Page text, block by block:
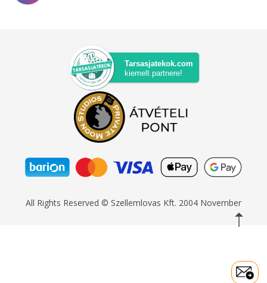
Tarsasjatekok.com
kiemelt partnere!
All Rights Reserved © Szellemlovas Kft. 2004 November